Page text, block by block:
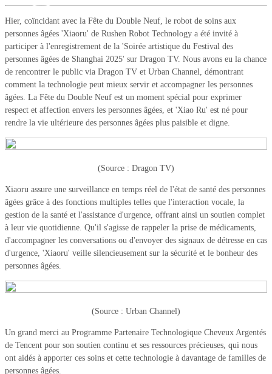
Hier, coïncidant avec la Fête du Double Neuf, le robot de soins aux
personnes âgées 'Xiaoru' de Rushen Robot Technology a été invité à
participer à l'enregistrement de la 'Soirée artistique du Festival des
personnes âgées de Shanghai 2025' sur Dragon TV. Nous avons eu la chance
de rencontrer le public via Dragon TV et Urban Channel, démontrant
comment la technologie peut mieux servir et accompagner les personnes
âgées. La Fête du Double Neuf est un moment spécial pour exprimer
respect et affection envers les personnes âgées, et 'Xiao Ru' est né pour
rendre la vie ultérieure des personnes âgées plus paisible et digne.
(Source : Dragon TV)
Xiaoru assure une surveillance en temps réel de l'état de santé des personnes
âgées grâce à des fonctions multiples telles que l'interaction vocale, la
gestion de la santé et l'assistance d'urgence, offrant ainsi un soutien complet
à leur vie quotidienne. Qu'il s'agisse de rappeler la prise de médicaments,
d'accompagner les conversations ou d'envoyer des signaux de détresse en cas
d'urgence, 'Xiaoru' veille silencieusement sur la sécurité et le bonheur des
personnes âgées.
(Source : Urban Channel)
Un grand merci au Programme Partenaire Technologique Cheveux Argentés
de Tencent pour son soutien continu et ses ressources précieuses, qui nous
ont aidés à apporter ces soins et cette technologie à davantage de familles de
personnes âgées.